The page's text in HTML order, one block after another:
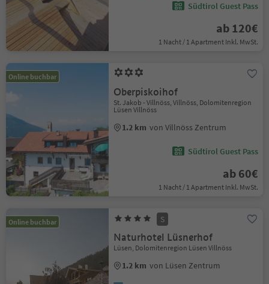
Südtirol Guest Pass
ab 120€
1 Nacht / 1 Apartment Inkl. MwSt.
Online buchbar
Oberpiskoihof
St. Jakob - Villnöss, Villnöss, Dolomitenregion
Lüsen Villnöss
1.2 km von Villnöss Zentrum
Südtirol Guest Pass
ab 60€
1 Nacht / 1 Apartment Inkl. MwSt.
Online buchbar S
Naturhotel Lüsnerhof
Lüsen, Dolomitenregion Lüsen Villnöss
1.2 km von Lüsen Zentrum